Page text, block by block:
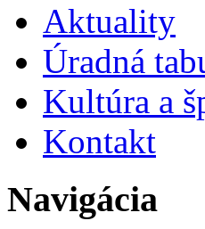
Aktuality
Úradná
Kultúra a
Kontakt
Navigácia